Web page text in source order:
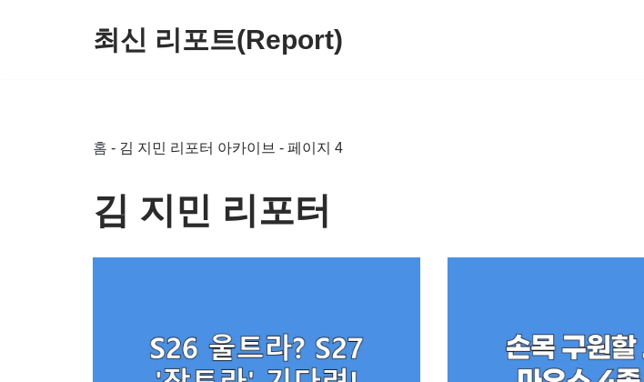
최신 리포트(Report)
홈 - 김 지민 리포터 아카이브 - 페이지 4
김 지민 리포터